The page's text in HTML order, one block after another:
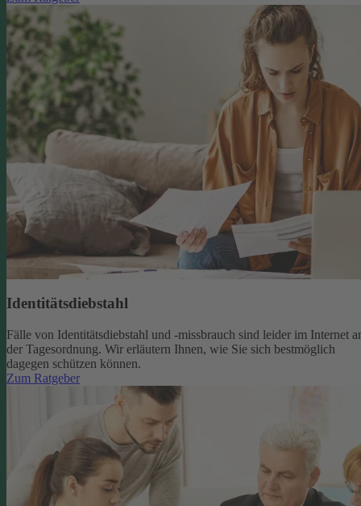
Identitätsdiebstahl
Fälle von Identitätsdiebstahl und -missbrauch sind leider im Internet
der Tagesordnung. Wir erläutern Ihnen, wie Sie sich bestmöglich
dagegen schützen können.
Zum Ratgeber